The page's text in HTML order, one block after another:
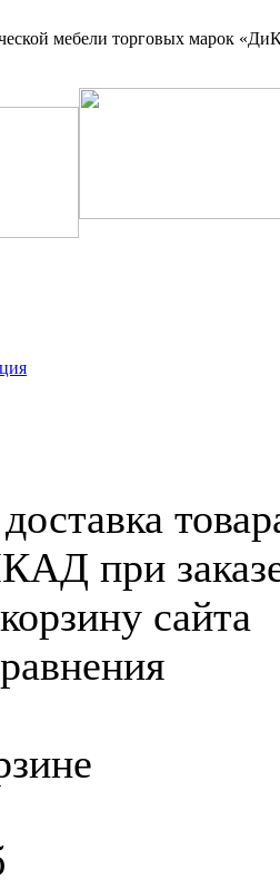
мебели торговых марок
при
сайта